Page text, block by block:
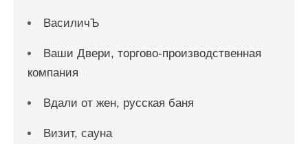
ВасиличЪ
Ваши Двери, торгово-производственная
компания
Вдали от жен, русская баня
Визит, сауна